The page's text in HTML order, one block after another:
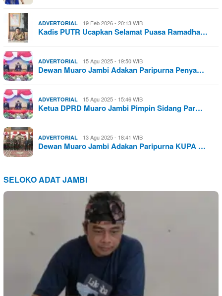
ADVERTORIAL 19 Feb 2026 - 20:13 WIB
Kadis PUTR Ucapkan Selamat Puasa Ramadha…
ADVERTORIAL 15 Agu 2025 - 19:50 WIB
Dewan Muaro Jambi Adakan Paripurna Penya…
ADVERTORIAL 15 Agu 2025 - 15:46 WIB
Ketua DPRD Muaro Jambi Pimpin Sidang Par…
ADVERTORIAL 13 Agu 2025 - 18:41 WIB
Dewan Muaro Jambi Adakan Paripurna KUPA …
SELOKO ADAT JAMBI